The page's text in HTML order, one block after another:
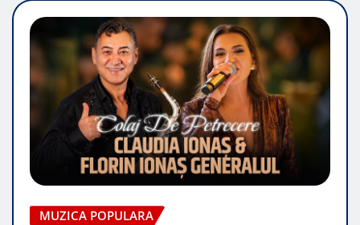
MUZICA POPULARA